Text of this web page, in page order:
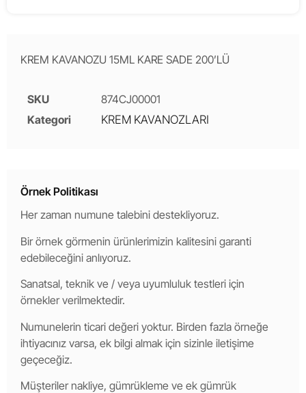
KREM KAVANOZU 15ML KARE SADE 200’LÜ
SKU
874CJ00001
Kategori
KREM KAVANOZLARI
Örnek Politikası
Her zaman numune talebini destekliyoruz.
Bir örnek görmenin ürünlerimizin kalitesini garanti
edebileceğini anlıyoruz.
Sanatsal, teknik ve / veya uyumluluk testleri için
örnekler verilmektedir.
Numunelerin ticari değeri yoktur. Birden fazla örneğe
ihtiyacınız varsa, ek bilgi almak için sizinle iletişime
geçeceğiz.
Müşteriler nakliye, gümrükleme ve ek gümrük